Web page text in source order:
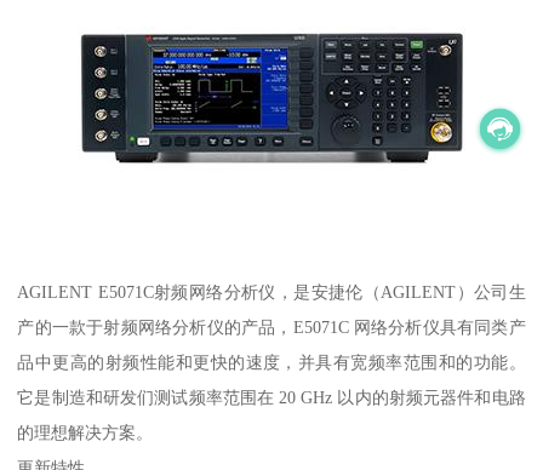
AGILENT E5071C射频网络分析仪，是安捷伦（AGILENT）公司生
产的一款于射频网络分析仪的产品，E5071C 网络分析仪具有同类产
品中更高的射频性能和更快的速度，并具有宽频率范围和的功能。
它是制造和研发们测试频率范围在 20 GHz 以内的射频元器件和电路
的理想解决方案。